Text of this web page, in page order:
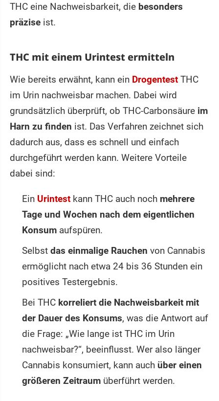
THC eine Nachweisbarkeit, die besonders
präzise ist.
THC mit einem Urintest ermitteln
Wie bereits erwähnt, kann ein Drogentest THC
im Urin nachweisbar machen. Dabei wird
grundsätzlich überprüft, ob THC-Carbonsäure im
Harn zu finden ist. Das Verfahren zeichnet sich
dadurch aus, dass es schnell und einfach
durchgeführt werden kann. Weitere Vorteile
dabei sind:
Ein Urintest kann THC auch noch mehrere
Tage und Wochen nach dem eigentlichen
Konsum aufspüren.
Selbst das einmalige Rauchen von Cannabis
ermöglicht nach etwa 24 bis 36 Stunden ein
positives Testergebnis.
Bei THC korreliert die Nachweisbarkeit mit
der Dauer des Konsums, was die Antwort auf
die Frage: „Wie lange ist THC im Urin
nachweisbar?“, beeinflusst. Wer also länger
Cannabis konsumiert, kann auch über einen
größeren Zeitraum überführt werden.